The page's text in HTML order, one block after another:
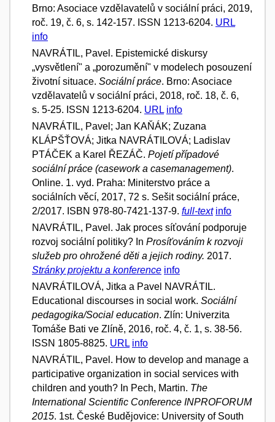
Brno: Asociace vzdělavatelů v sociální práci, 2019,
roč. 19, č. 6, s. 142-157. ISSN 1213-6204. URL
info
NAVRÁTIL, Pavel. Epistemické diskursy
„vysvětlení" a „porozumění" v modelech posouzení
životní situace. Sociální práce. Brno: Asociace
vzdělavatelů v sociální práci, 2018, roč. 18, č. 6,
s. 5-25. ISSN 1213-6204. URL info
NAVRÁTIL, Pavel; Jan KAŇÁK; Zuzana
KLÁPŠŤOVÁ; Jitka NAVRÁTILOVÁ; Ladislav
PTÁČEK a Karel ŘEZÁČ. Pojetí případové
sociální práce (casework a casemanagement).
Online. 1. vyd. Praha: Miniterstvo práce a
sociálních věcí, 2017, 72 s. Sešit sociální práce,
2/2017. ISBN 978-80-7421-137-9. full-text info
NAVRÁTIL, Pavel. Jak proces síťování podporuje
rozvoj sociální politiky? In Prosíťováním k rozvoji
služeb pro ohrožené děti a jejich rodiny. 2017.
Stránky projektu a konference info
NAVRÁTILOVÁ, Jitka a Pavel NAVRÁTIL.
Educational discourses in social work. Sociální
pedagogika/Social education. Zlín: Univerzita
Tomáše Bati ve Zlíně, 2016, roč. 4, č. 1, s. 38-56.
ISSN 1805-8825. URL info
NAVRÁTIL, Pavel. How to develop and manage a
participative organization in social services with
children and youth? In Pech, Martin. The
International Scientific Conference INPROFORUM
2015. 1st. České Budějovice: University of South